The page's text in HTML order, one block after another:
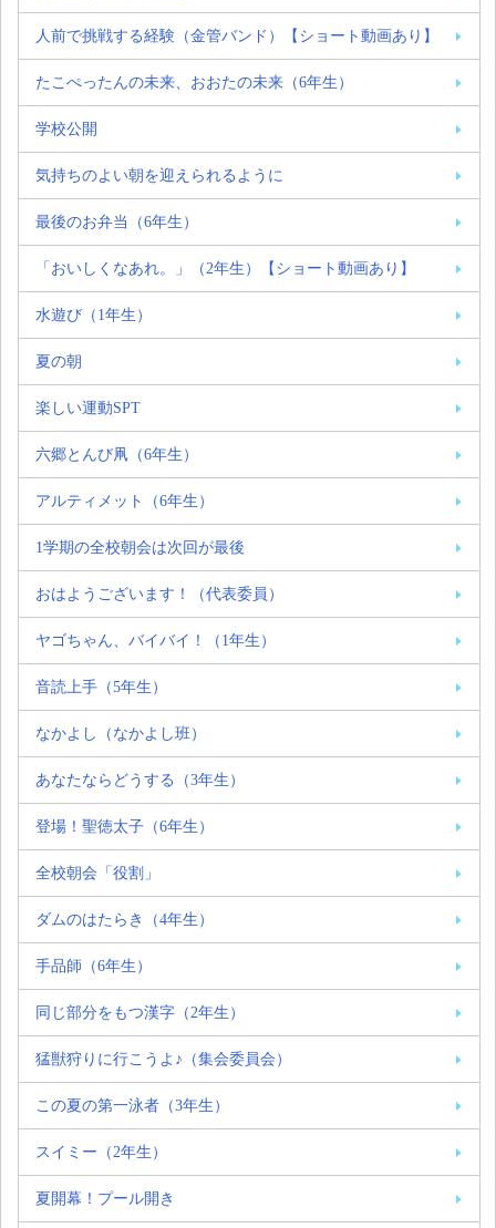
人前で挑戦する経験（金管バンド）【ショート動画あり】
たこぺったんの未来、おおたの未来（6年生）
学校公開
気持ちのよい朝を迎えられるように
最後のお弁当（6年生）
「おいしくなあれ。」（2年生）【ショート動画あり】
水遊び（1年生）
夏の朝
楽しい運動SPT
六郷とんび凧（6年生）
アルティメット（6年生）
1学期の全校朝会は次回が最後
おはようございます！（代表委員）
ヤゴちゃん、バイバイ！（1年生）
音読上手（5年生）
なかよし（なかよし班）
あなたならどうする（3年生）
登場！聖徳太子（6年生）
全校朝会「役割」
ダムのはたらき（4年生）
手品師（6年生）
同じ部分をもつ漢字（2年生）
猛獣狩りに行こうよ♪（集会委員会）
この夏の第一泳者（3年生）
スイミー（2年生）
夏開幕！プール開き